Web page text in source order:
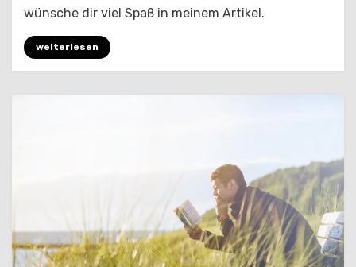
wünsche dir viel Spaß in meinem Artikel.
weiterlesen